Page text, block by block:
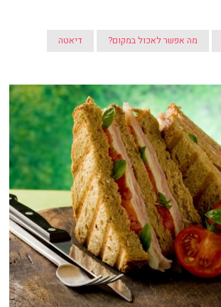
מה אפשר לאכול במקום? דיאטה